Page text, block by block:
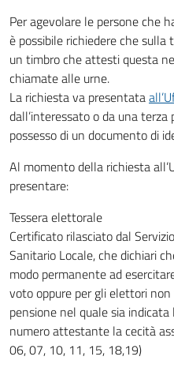
Per agevolare le persone che
è possibile richiedere che
un timbro che attesti questa
chiamate alle urne.
La richiesta va presentata
dall’interessato o da una
possesso di un documento di
Al momento della richiesta
presentare:
Tessera elettorale
Certificato rilasciato dal
Sanitario Locale, che dichiari
modo permanente ad
voto oppure per gli elettori
pensione nel quale sia
numero attestante la cecità
06, 07, 10, 11, 15, 18,19)